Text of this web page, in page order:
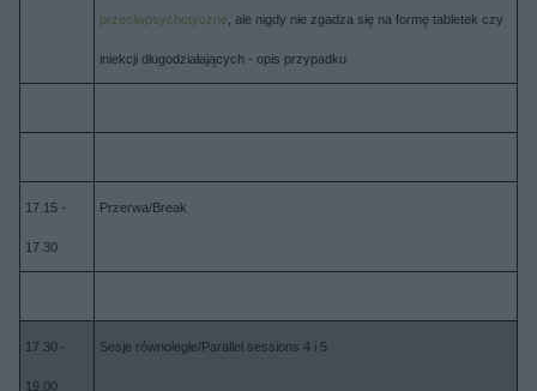
przeciwpsychotyczne , ale nigdy nie zgadza się na formę tabletek czy
iniekcji długodziałających - opis przypadku
17.15 -
17.30
Przerwa/Break
17.30 -
19.00
Sesje równoległe/Parallel sessions 4 i 5